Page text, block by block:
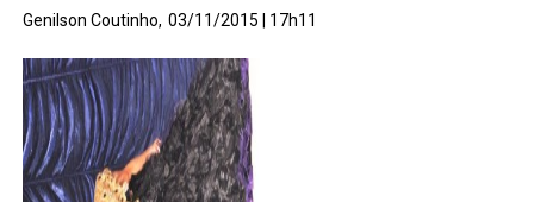
Genilson Coutinho, 03/11/2015 | 17h11